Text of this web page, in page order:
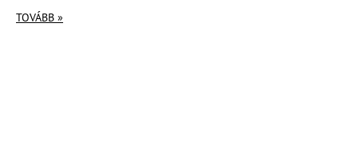
TOVÁBB »